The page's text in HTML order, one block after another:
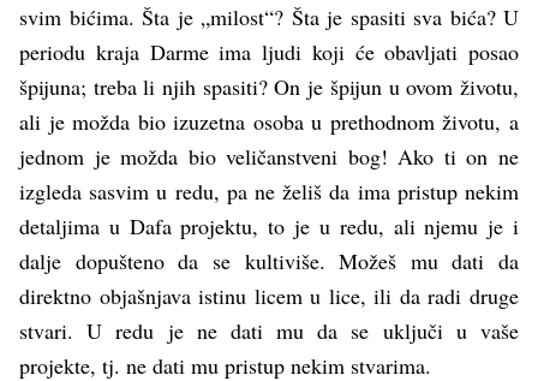
svim bićima. Šta je „milost“? Šta je spasiti sva bića? U
periodu kraja Darme ima ljudi koji će obavljati posao
špijuna; treba li njih spasiti? On je špijun u ovom životu,
ali je možda bio izuzetna osoba u prethodnom životu, a
jednom je možda bio veličanstveni bog! Ako ti on ne
izgleda sasvim u redu, pa ne želiš da ima pristup nekim
detaljima u Dafa projektu, to je u redu, ali njemu je i
dalje dopušteno da se kultiviše. Možeš mu dati da
direktno objašnjava istinu licem u lice, ili da radi druge
stvari. U redu je ne dati mu da se uključi u vaše
projekte, tj. ne dati mu pristup nekim stvarima.